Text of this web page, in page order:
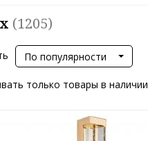
(1205)
По популярности
только товары в наличии